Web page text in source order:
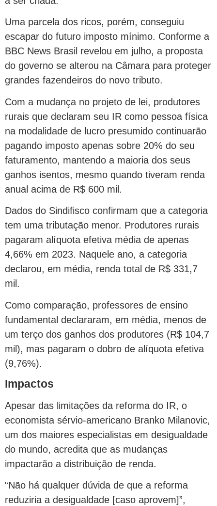
Uma parcela dos ricos, porém, conseguiu
escapar do futuro imposto mínimo. Conforme a
BBC News Brasil revelou em julho, a proposta
do governo se alterou na Câmara para proteger
grandes fazendeiros do novo tributo.
Com a mudança no projeto de lei, produtores
rurais que declaram seu IR como pessoa física
na modalidade de lucro presumido continuarão
pagando imposto apenas sobre 20% do seu
faturamento, mantendo a maioria dos seus
ganhos isentos, mesmo quando tiveram renda
anual acima de R$ 600 mil.
Dados do Sindifisco confirmam que a categoria
tem uma tributação menor. Produtores rurais
pagaram alíquota efetiva média de apenas
4,66% em 2023. Naquele ano, a categoria
declarou, em média, renda total de R$ 331,7
mil.
Como comparação, professores de ensino
fundamental declararam, em média, menos de
um terço dos ganhos dos produtores (R$ 104,7
mil), mas pagaram o dobro de alíquota efetiva
(9,76%).
Impactos
Apesar das limitações da reforma do IR, o
economista sérvio-americano Branko Milanovic,
um dos maiores especialistas em desigualdade
do mundo, acredita que as mudanças
impactarão a distribuição de renda.
“Não há qualquer dúvida de que a reforma
reduziria a desigualdade [caso aprovem]”,